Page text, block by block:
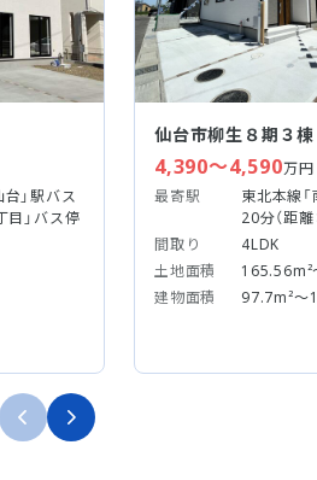
」駅バス
目」バス停
仙台市柳生８期３棟
4,390～4,590万円
最寄駅
東北本線
20分（距離
間取り
4LDK
土地面積
建物面積
97.7m²～